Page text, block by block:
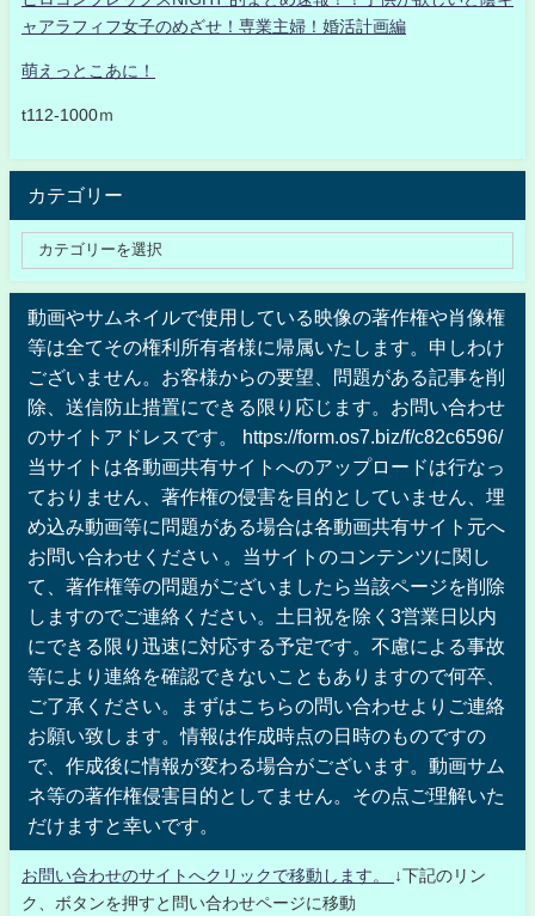
ャアラフィフ女子のめざせ！専業主婦！婚活計画編
萌えっとこあに！
t112-1000ｍ
カテゴリー
動画やサムネイルで使用している映像の著作権や肖像権
等は全てその権利所有者様に帰属いたします。申しわけ
ございません。お客様からの要望、問題がある記事を削
除、送信防止措置にできる限り応じます。お問い合わせ
のサイトアドレスです。 https://form.os7.biz/f/c82c6596/
当サイトは各動画共有サイトへのアップロードは行なっ
ておりません、著作権の侵害を目的としていません、埋
め込み動画等に問題がある場合は各動画共有サイト元へ
お問い合わせください 。当サイトのコンテンツに関し
て、著作権等の問題がございましたら当該ページを削除
しますのでご連絡ください。土日祝を除く3営業日以内
にできる限り迅速に対応する予定です。不慮による事故
等により連絡を確認できないこともありますので何卒、
ご了承ください。まずはこちらの問い合わせよりご連絡
お願い致します。情報は作成時点の日時のものですの
で、作成後に情報が変わる場合がございます。動画サム
ネ等の著作権侵害目的としてません。その点ご理解いた
だけますと幸いです。
お問い合わせのサイトへクリックで移動します。
↓下記のリン
ク、ボタンを押すと問い合わせページに移動